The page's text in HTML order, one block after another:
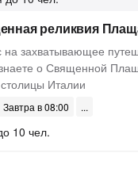
реликвия
захватывающее
о Священной
Италии
Завтра в 08:00
10 чел.